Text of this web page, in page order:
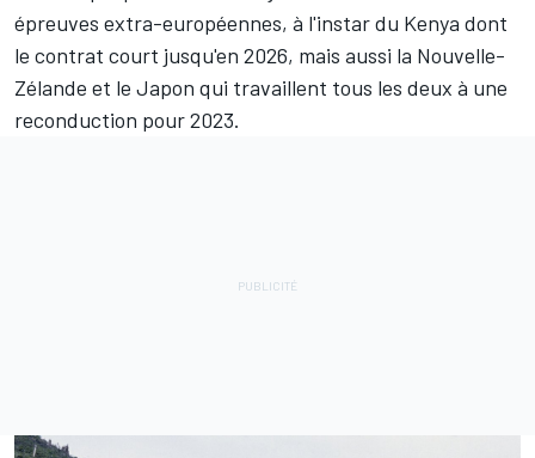
épreuves extra-européennes, à l'instar du Kenya dont
le contrat court jusqu'en 2026, mais aussi la Nouvelle-
Zélande et le Japon qui travaillent tous les deux à une
reconduction pour 2023.